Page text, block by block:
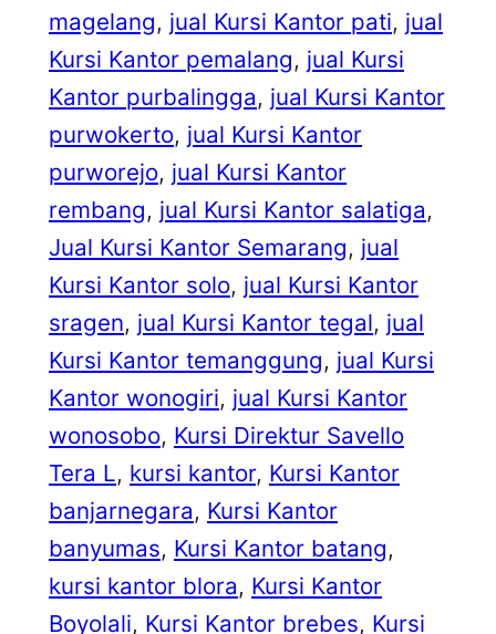
magelang, jual Kursi Kantor pati, jual
Kursi Kantor pemalang, jual Kursi
Kantor purbalingga, jual Kursi Kantor
purwokerto, jual Kursi Kantor
purworejo, jual Kursi Kantor
rembang, jual Kursi Kantor salatiga
Jual Kursi Kantor Semarang, jual
Kursi Kantor solo, jual Kursi Kantor
sragen, jual Kursi Kantor tegal, jual
Kursi Kantor temanggung, jual Kursi
Kantor wonogiri, jual Kursi Kantor
wonosobo, Kursi Direktur Savello
Tera L, kursi kantor, Kursi Kantor
banjarnegara, Kursi Kantor
banyumas, Kursi Kantor batang
kursi kantor blora, Kursi Kantor
Boyolali, Kursi Kantor brebes, Kursi